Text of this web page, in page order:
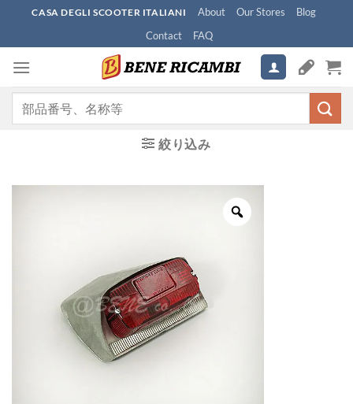
content
CASA DEGLI SCOOTER ITALIANI About Our Stores
Blog
Contact
FAQ
絞り込み